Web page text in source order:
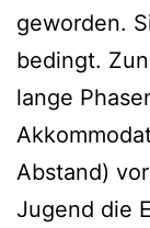
geworden.
bedingt.
lange
Abstand)
Jugend die